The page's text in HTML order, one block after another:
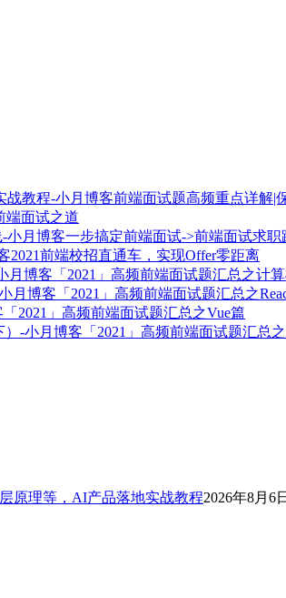
前端面试题高频重点详解|
端面试之道
一步搞定前端面试->前端面试求职
2021前端校招直通车，实现Offer零距离
「2021」高频前端面试题汇总之计
「2021」高频前端面试题汇总之
「2021」高频前端面试题汇总之Vue篇
「2021」高频前端面试题汇总之
原理等，AI产品落地实战教程2026年8月6日